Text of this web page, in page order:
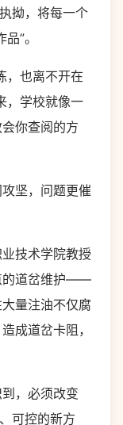
拗，将每一个
”。
也离不开在
，学校就像一
你查阅的方
坚，问题更催
技术学院教授
的道岔维护——
量注油不仅腐
成道岔卡阻，
，必须改变
可控的新方